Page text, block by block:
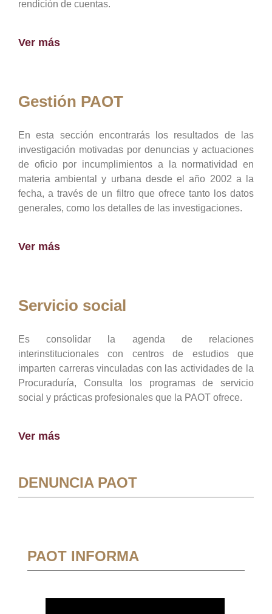
rendición de cuentas.
Ver más
Gestión PAOT
En esta sección encontrarás los resultados de las
investigación motivadas por denuncias y actuaciones
de oficio por incumplimientos a la normatividad en
materia ambiental y urbana desde el año 2002 a la
fecha, a través de un filtro que ofrece tanto los datos
generales, como los detalles de las investigaciones.
Ver más
Servicio social
Es consolidar la agenda de relaciones
interinstitucionales con centros de estudios que
imparten carreras vinculadas con las actividades de la
Procuraduría, Consulta los programas de servicio
social y prácticas profesionales que la PAOT ofrece.
Ver más
DENUNCIA PAOT
PAOT INFORMA